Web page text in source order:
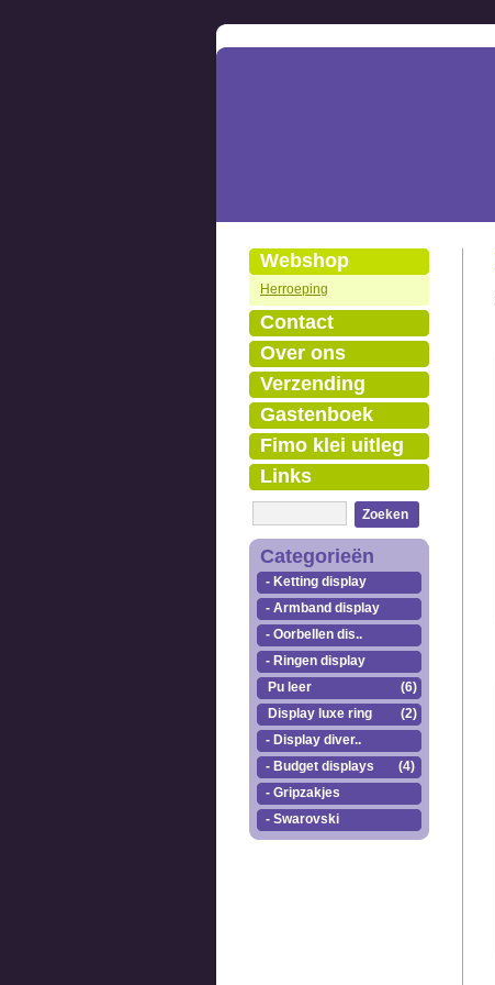
Webshop
Herroeping
Contact
Over ons
Verzending
Gastenboek
Fimo klei uitleg
Links
Zoeken
Categorieën
- Ketting display
- Armband display
- Oorbellen dis..
- Ringen display
Pu leer
(6)
Display luxe ring
(2)
- Display diver..
- Budget displays
(4)
- Gripzakjes
- Swarovski